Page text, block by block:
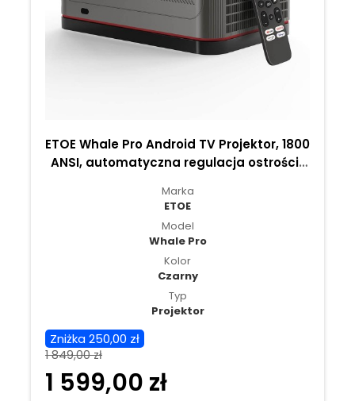
ETOE Whale Pro Android TV Projektor, 1800
ANSI, automatyczna regulacja ostrości i
Marka
ETOE
Model
Whale Pro
Kolor
Czarny
Typ
Projektor
Zniżka 250,00 zł
1 849,00 zł
1 599,00 zł